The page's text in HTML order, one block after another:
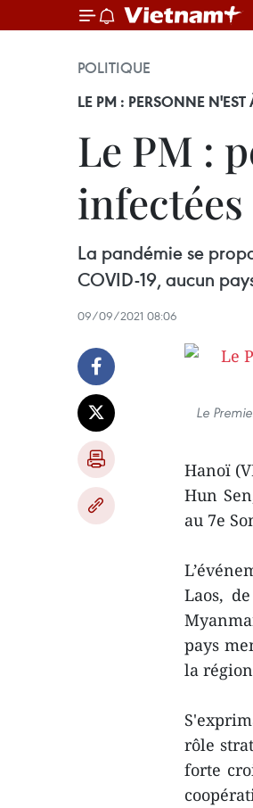
POLITIQUE
LE PM : PERSONNE
Le PM :
La pandémie se
COVID-19, aucun
09/09/2021 08:06
Le
Hanoï
Hun
au 7e
Laos,
pays
la
rôle
forte